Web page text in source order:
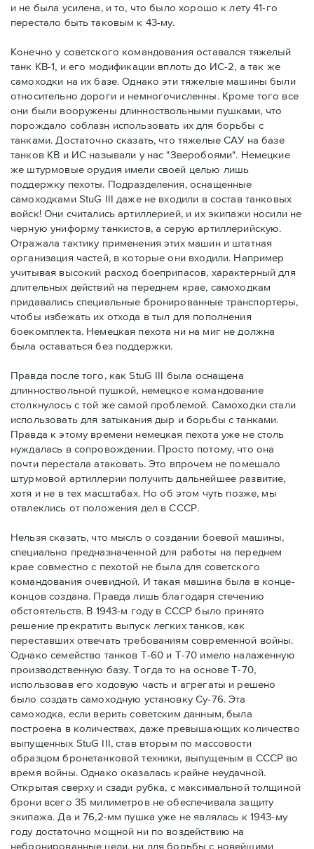
и не была усилена, и то, что было хорошо к лету 41-го
перестало быть таковым к 43-му.
Конечно у советского командования оставался тяжелый
танк КВ-1, и его модификации вплоть до ИС-2, а так же
самоходки на их базе. Однако эти тяжелые машины были
относительно дороги и немногочисленны. Кроме того все
они были вооружены длинноствольными пушками, что
порождало соблазн использовать их для борьбы с
танками. Достаточно сказать, что тяжелые САУ на базе
танков КВ и ИС называли у нас "Зверобоями". Немецкие
же штурмовые орудия имели своей целью лишь
поддержку пехоты. Подразделения, оснащенные
самоходками StuG III даже не входили в состав танковых
войск! Они считались артиллерией, и их экипажи носили не
черную униформу танкистов, а серую артиллерийскую.
Отражала тактику применения этих машин и штатная
организация частей, в которые они входили. Например
учитывая высокий расход боеприпасов, характерный для
длительных действий на переднем крае, самоходкам
придавались специальные бронированные транспортеры,
чтобы избежать их отхода в тыл для пополнения
боекомплекта. Немецкая пехота ни на миг не должна
была оставаться без поддержки.
Правда после того, как StuG III была оснащена
длинноствольной пушкой, немецкое командование
столкнулось с той же самой проблемой. Самоходки стали
использовать для затыкания дыр и борьбы с танками.
Правда к этому времени немецкая пехота уже не столь
нуждалась в сопровождении. Просто потому, что она
почти перестала атаковать. Это впрочем не помешало
штурмовой артиллерии получить дальнейшее развитие,
хотя и не в тех масштабах. Но об этом чуть позже, мы
отвлеклись от положения дел в СССР.
Нельзя сказать, что мысль о создании боевой машины,
специально предназначенной для работы на переднем
крае совместно с пехотой не была для советского
командования очевидной. И такая машина была в конце-
концов создана. Правда лишь благодаря стечению
обстоятельств. В 1943-м году в СССР было принято
решение прекратить выпуск легких танков, как
переставших отвечать требованиям современной войны.
Однако семейство танков Т-60 и Т-70 имело налаженную
производственную базу. Тогда то на основе Т-70,
использовав его ходовую часть и агрегаты и решено
было создать самоходную установку Су-76. Эта
самоходка, если верить советским данным, была
построена в количествах, даже превышающих количество
выпущенных StuG III, став вторым по массовости
образцом бронетанковой техники, выпущеным в СССР во
время войны. Однако оказалась крайне неудачной.
Открытая сверху и сзади рубка, с максимальной толщиной
брони всего 35 милиметров не обеспечивала защиту
экипажа. Да и 76,2-мм пушка уже не являлась к 1943-му
году достаточно мощной ни по воздействию на
небронированные цели, ни для борьбы с новейшими